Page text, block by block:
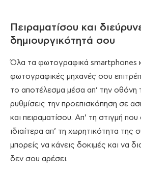
Πειραματίσου και
δημιουργικότητά σου
Όλα τα φωτογραφικά smartphones
φωτογραφικές μηχανές σου
το αποτέλεσμα μέσα απ’ την οθόνη
ρυθμίσεις την προεπισκόπηση σε
και πειραματίσου. Απ’ τη στιγμή που
ιδιαίτερα απ’ τη χωρητικότητα της
μπορείς να κάνεις δοκιμές και να
δεν σου αρέσει.